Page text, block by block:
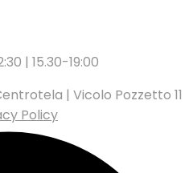
| 15.30-19:00
| Vicolo Pozzetto 11
Policy